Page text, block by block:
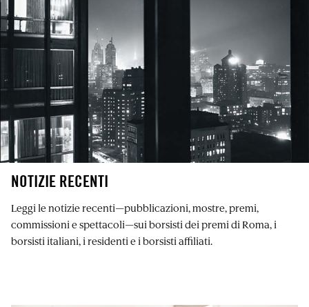
NOTIZIE RECENTI
Leggi le notizie recenti⁠—pubblicazioni, mostre, premi,
commissioni e spettacoli⁠—sui borsisti dei premi di Roma, i
borsisti italiani, i residenti e i borsisti affiliati.